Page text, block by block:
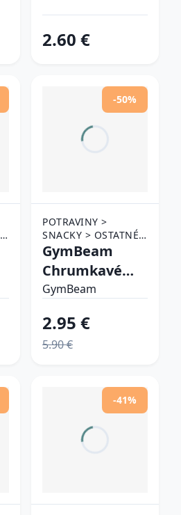
2.60 €
-50%
POTRAVINY >
SNACKY > OSTATNÉ
SNACKY
GymBeam
Chrumkavé
zelené
GymBeam
2.95 €
5.90 €
-41%